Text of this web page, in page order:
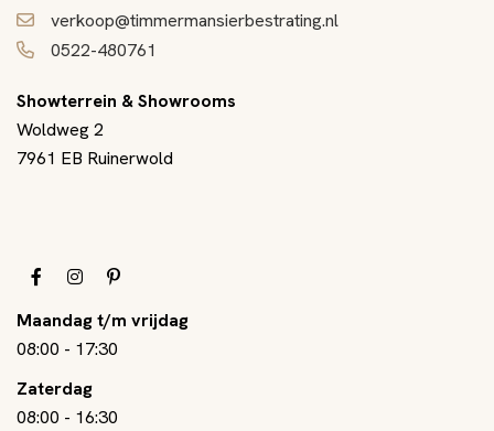
verkoop@timmermansierbestrating.nl
0522-480761
Showterrein & Showrooms
Woldweg 2
7961 EB Ruinerwold
Maandag t/m vrijdag
08:00 - 17:30
Zaterdag
08:00 - 16:30